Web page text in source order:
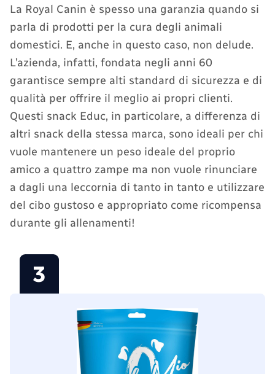
La Royal Canin è spesso una garanzia quando si
parla di prodotti per la cura degli animali
domestici. E, anche in questo caso, non delude.
L’azienda, infatti, fondata negli anni 60
garantisce sempre alti standard di sicurezza e di
qualità per offrire il meglio ai propri clienti.
Questi snack Educ, in particolare, a differenza di
altri snack della stessa marca, sono ideali per chi
vuole mantenere un peso ideale del proprio
amico a quattro zampe ma non vuole rinunciare
a dagli una leccornia di tanto in tanto e utilizzare
del cibo gustoso e appropriato come ricompensa
durante gli allenamenti!
3